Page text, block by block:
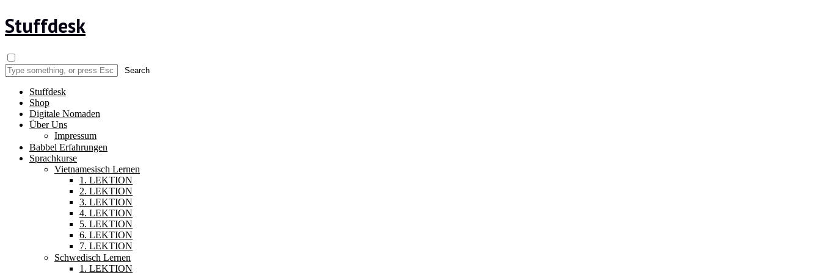
Stuffdesk
Stuffdesk
Shop
Digitale Nomaden
Über Uns
Impressum
Babbel Erfahrungen
Sprachkurse
Vietnamesisch Lernen
1. LEKTION
2. LEKTION
3. LEKTION
4. LEKTION
5. LEKTION
6. LEKTION
7. LEKTION
Schwedisch Lernen
1. LEKTION